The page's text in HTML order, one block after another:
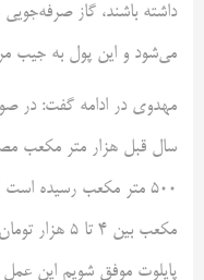
داشته باشند، گاز
می‌شود و این پول به جیب
مهدوی در ادامه گفت: در
سال قبل هزار متر مکعب
۵۰۰ متر مکعب رسیده
مکعب بین ۴
پایلوت موفق شویم این